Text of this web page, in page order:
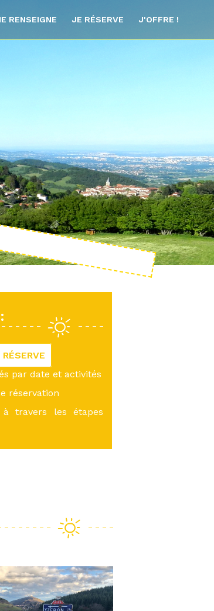
RENSEIGNE JE RÉSERVE J'OFFRE !
par date et activités
réservation
travers les étapes